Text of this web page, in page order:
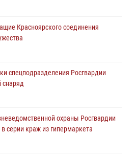
Красноярского соединения
спецподразделения Росгвардии
снаряд
охраны Росгвардии
серии краж из гипермаркета